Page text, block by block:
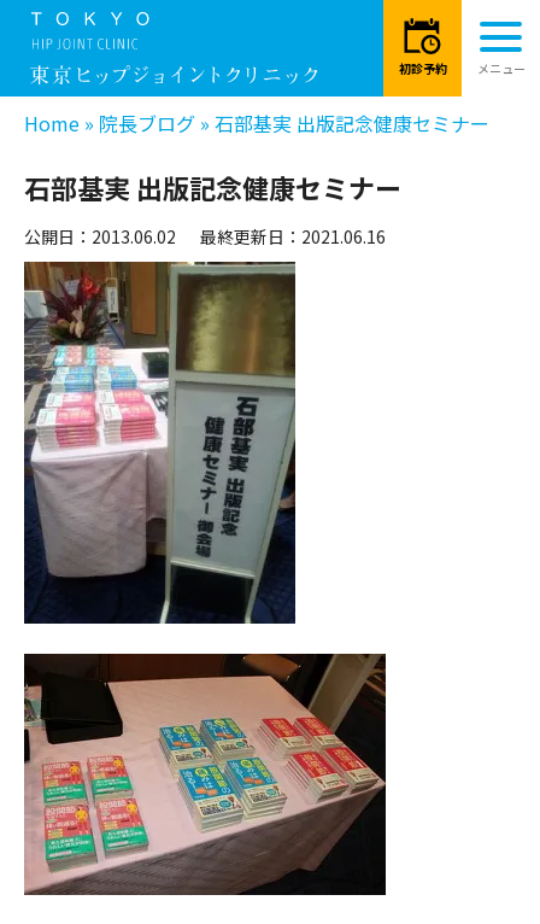
Home » 院長ブログ » 石部基実 出版記念健康セミナー
石部基実 出版記念健康セミナー
公開日：2013.06.02 最終更新日：2021.06.16